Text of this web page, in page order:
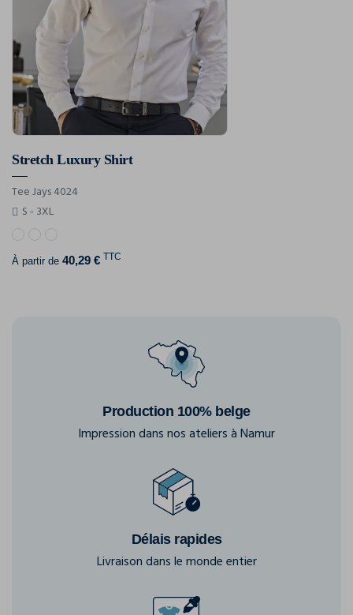
Stretch Luxury Shirt
Tee Jays 4024
S - 3XL
À partir de 40,29 € TTC
Production 100% belge
Impression dans nos ateliers à Namur
Délais rapides
Livraison dans le monde entier